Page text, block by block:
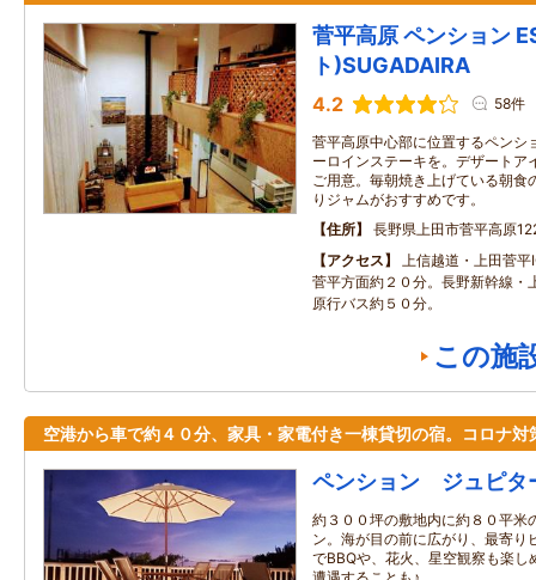
菅平高原 ペンション
ト)SUGADAIRA
4.2 58件
菅平高原中心部に位置するペンシ
ーロインステーキを。デザートア
ご用意。毎朝焼き上げている朝食
りジャムがおすすめです。
住所
長野県上田市菅平高原
アクセス
上信越道・上田菅
菅平方面約２０分。長野新幹線・
原行バス約５０分。
この施
空港から車で約４０分、家具・家電付き一棟貸切の宿。コロナ
ペンション ジュピタ
約３００坪の敷地内に約８０平米
ン。海が目の前に広がり、最寄り
でBBQや、花火、星空観察も楽し